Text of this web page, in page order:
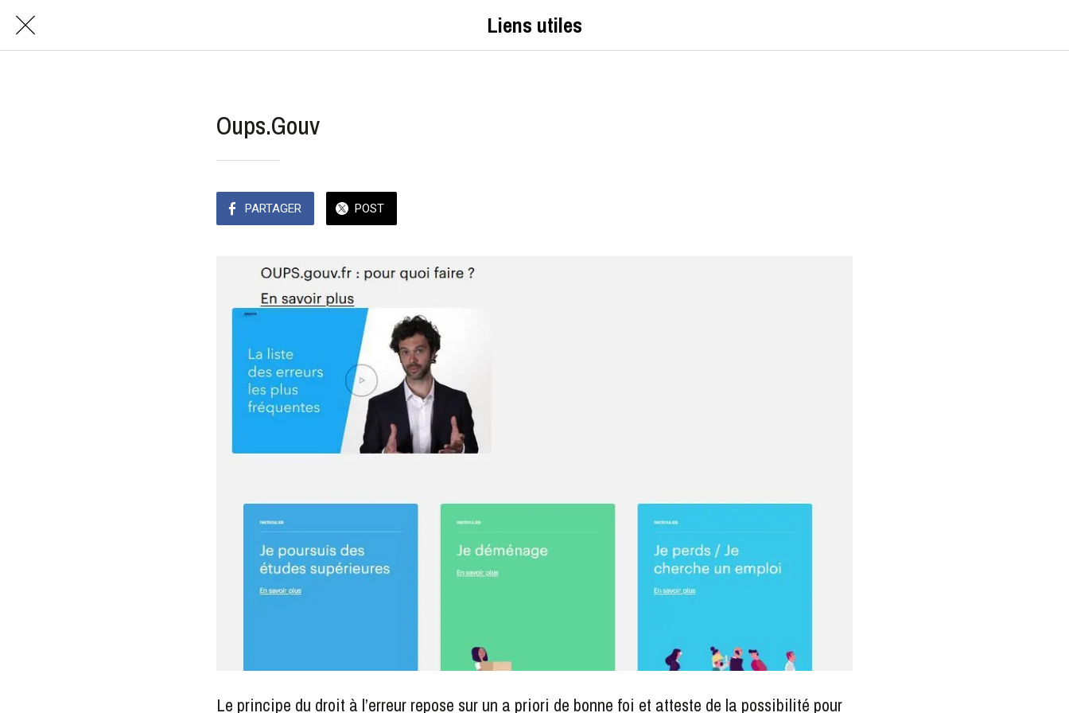
Liens utiles
Oups.Gouv
PARTAGER POST
Le principe du droit à l’erreur repose sur un a priori de bonne foi et atteste de la possibilité pour